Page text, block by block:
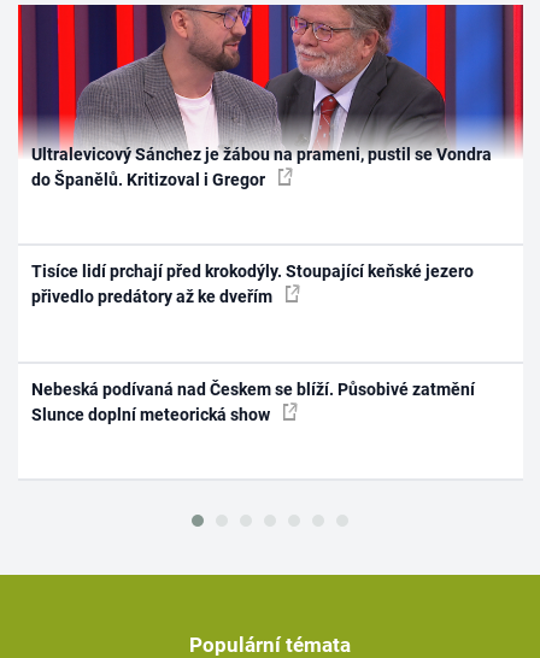
Ultralevicový Sánchez je žábou na prameni, pustil se Vondra
do Španělů. Kritizoval i Gregor
Tisíce lidí prchají před krokodýly. Stoupající keňské jezero
přivedlo predátory až ke dveřím
Nebeská podívaná nad Českem se blíží. Působivé zatmění
Slunce doplní meteorická show
Populární témata